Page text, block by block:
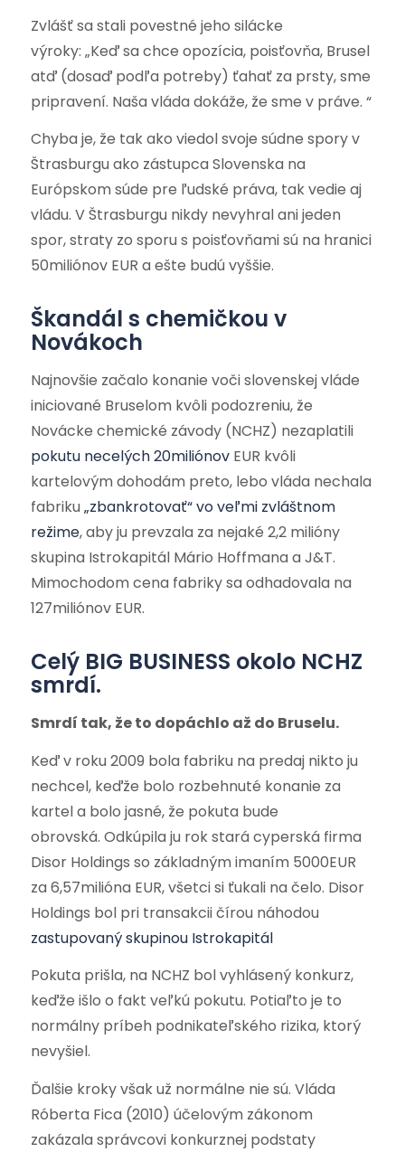
Zvlášť sa stali povestné jeho silácke
výroky: „Keď sa chce opozícia, poisťovňa, Brusel
atď (dosaď podľa potreby) ťahať za prsty, sme
pripravení. Naša vláda dokáže, že sme v práve. “
Chyba je, že tak ako viedol svoje súdne spory v
Štrasburgu ako zástupca Slovenska na
Európskom súde pre ľudské práva, tak vedie aj
vládu. V Štrasburgu nikdy nevyhral ani jeden
spor, straty zo sporu s poisťovňami sú na hranici
50miliónov EUR a ešte budú vyššie.
Škandál s chemičkou v
Novákoch
Najnovšie začalo konanie voči slovenskej vláde
iniciované Bruselom kvôli podozreniu, že
Novácke chemické závody (NCHZ) nezaplatili
pokutu necelých 20miliónovEUR kvôli
kartelovým dohodám preto, lebo vláda nechala
fabriku „zbankrotovať“ vo veľmi zvláštnom
režime, aby ju prevzala za nejaké 2,2 milióny
skupina Istrokapitál Mário Hoffmana a J&T.
Mimochodom cena fabriky sa odhadovala na
127miliónov EUR.
Celý BIG BUSINESS okolo NCHZ
smrdí.
Smrdí tak, že to dopáchlo až do Bruselu.
Keď v roku 2009 bola fabriku na predaj nikto ju
nechcel, keďže bolo rozbehnuté konanie za
kartel a bolo jasné, že pokuta bude
obrovská. Odkúpila ju rok stará cyperská firma
Disor Holdings so základným imaním 5000EUR
za 6,57milióna EUR, všetci si ťukali na čelo. Disor
Holdings bol pri transakcii čírou náhodou
zastupovaný skupinou Istrokapitál
Pokuta prišla, na NCHZ bol vyhlásený konkurz,
keďže išlo o fakt veľkú pokutu. Potiaľto je to
normálny príbeh podnikateľského rizika, ktorý
nevyšiel.
Ďalšie kroky však už normálne nie sú. Vláda
Róberta Fica (2010) účelovým zákonom
zakázala správcovi konkurznej podstaty